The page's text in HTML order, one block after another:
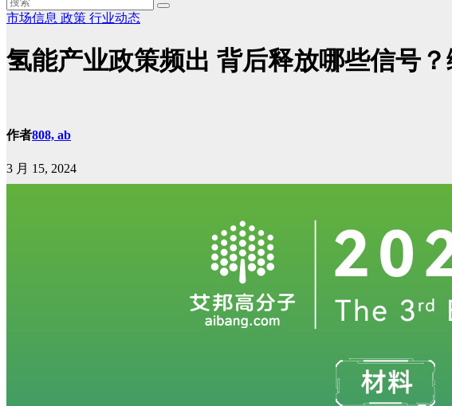
市场信息 政策 行业动态
氢能产业政策频出 背后释放哪些信号
作者808, ab
3 月 15, 2024